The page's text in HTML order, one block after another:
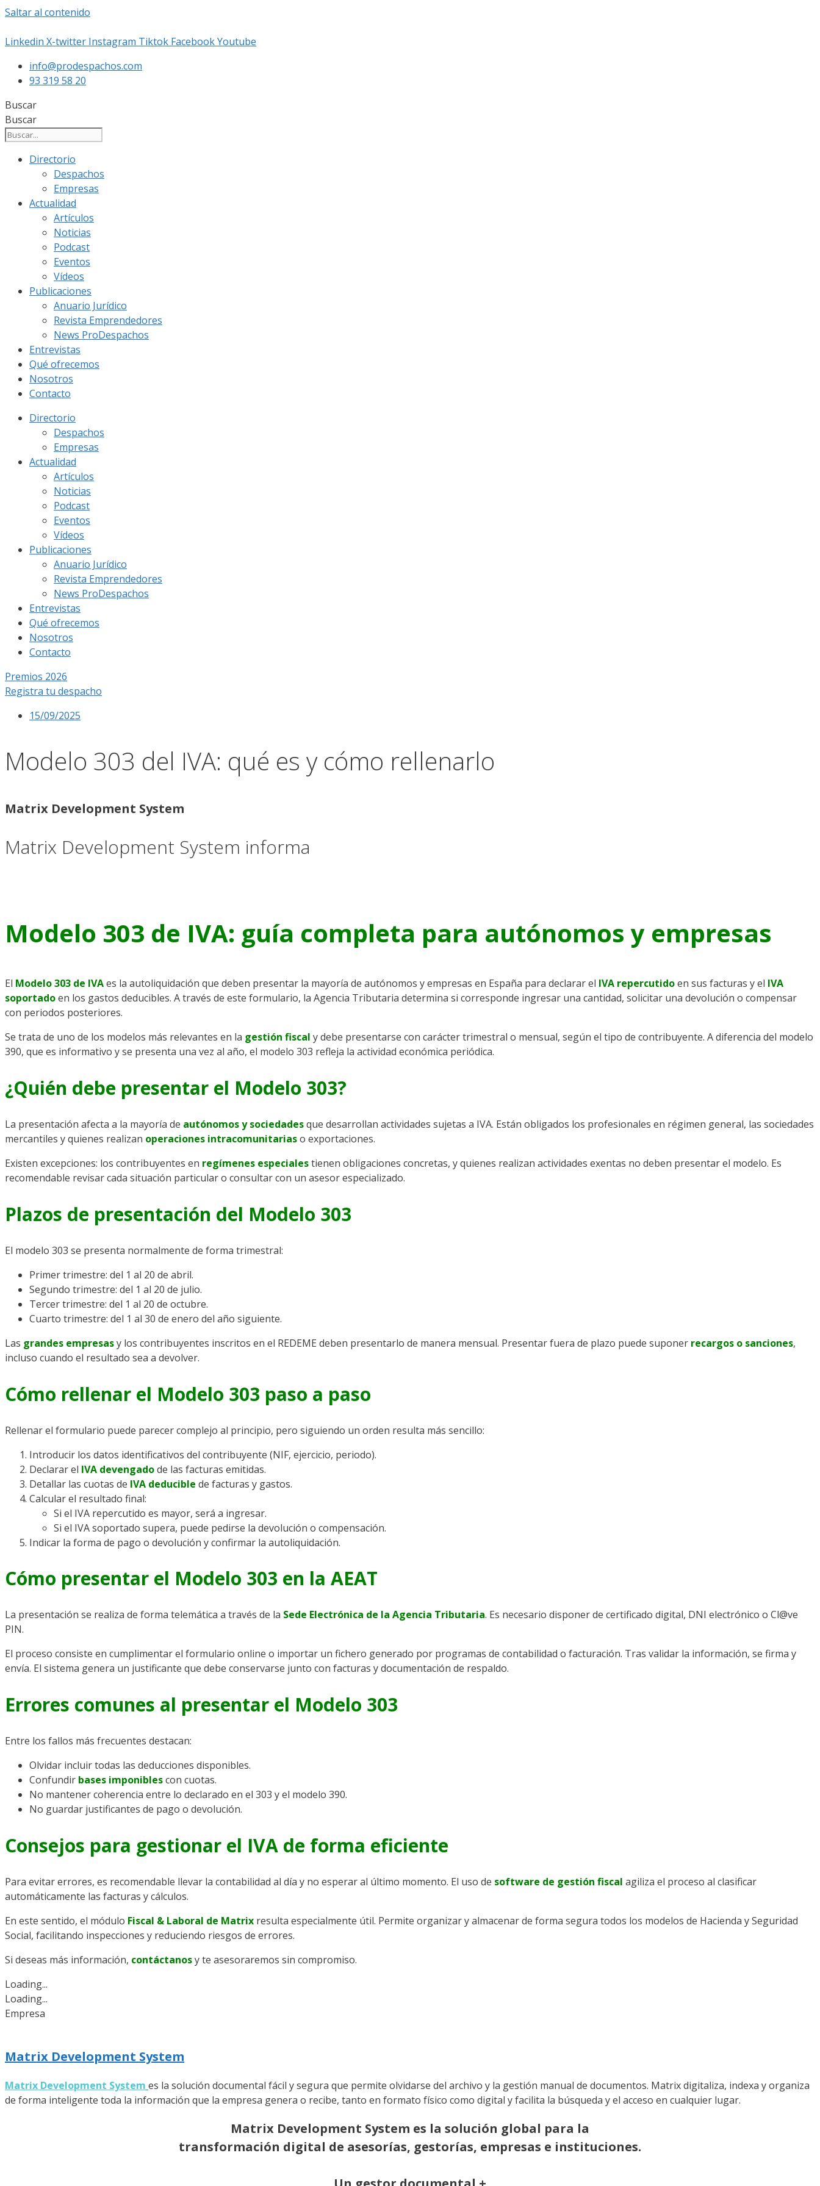
Saltar al contenido
Linkedin X-twitter Instagram Tiktok FacebookYoutube
info@prodespachos.com
93 319 58 20
Buscar
Buscar
Directorio
Despachos
Empresas
Actualidad
Artículos
Noticias
Podcast
Eventos
Vídeos
Publicaciones
Anuario Jurídico
Revista Emprendedores
News ProDespachos
Entrevistas
Qué ofrecemos
Nosotros
Contacto
Directorio
Despachos
Empresas
Actualidad
Artículos
Noticias
Podcast
Eventos
Vídeos
Publicaciones
Anuario Jurídico
Revista Emprendedores
News ProDespachos
Entrevistas
Qué ofrecemos
Nosotros
Contacto
Premios 2026
Registra tu despacho
15/09/2025
Modelo 303 del IVA: qué es y cómo rellenarlo
Matrix Development System
Matrix Development System informa
Modelo 303 de IVA: guía completa para autónomos y empresas
El Modelo 303 de IVAes la autoliquidación que deben presentar la mayoría de autónomos y empresas en España para declarar el IVA repercutidoen sus facturas y el IVA
soportadoen los gastos deducibles. A través de este formulario, la Agencia Tributaria determina si corresponde ingresar una cantidad, solicitar una devolución o compensar
con periodos posteriores.
Se trata de uno de los modelos más relevantes en la gestión fiscal y debe presentarse con carácter trimestral o mensual, según el tipo de contribuyente. A diferencia del modelo
390, que es informativo y se presenta una vez al año, el modelo 303 refleja la actividad económica periódica.
¿Quién debe presentar el Modelo 303?
La presentación afecta a la mayoría de autónomos y sociedadesque desarrollan actividades sujetas a IVA. Están obligados los profesionales en régimen general, las sociedades
mercantiles y quienes realizan operaciones intracomunitariaso exportaciones.
Existen excepciones: los contribuyentes en regímenes especialestienen obligaciones concretas, y quienes realizan actividades exentas no deben presentar el modelo. Es
recomendable revisar cada situación particular o consultar con un asesor especializado.
Plazos de presentación del Modelo 303
El modelo 303 se presenta normalmente de forma trimestral:
Primer trimestre: del 1 al 20 de abril.
Segundo trimestre: del 1 al 20 de julio.
Tercer trimestre: del 1 al 20 de octubre.
Cuarto trimestre: del 1 al 30 de enero del año siguiente.
Las grandes empresasy los contribuyentes inscritos en el REDEME deben presentarlo de manera mensual. Presentar fuera de plazo puede suponer recargos o sanciones,
incluso cuando el resultado sea a devolver.
Cómo rellenar el Modelo 303 paso a paso
Rellenar el formulario puede parecer complejo al principio, pero siguiendo un orden resulta más sencillo:
Introducir los datos identificativos del contribuyente (NIF, ejercicio, periodo).
Declarar el IVA devengadode las facturas emitidas.
Detallar las cuotas de IVA deducible de facturas y gastos.
Calcular el resultado final:
Si el IVA repercutido es mayor, será a ingresar.
Si el IVA soportado supera, puede pedirse la devolución o compensación.
Indicar la forma de pago o devolución y confirmar la autoliquidación.
Cómo presentar el Modelo 303 en la AEAT
La presentación se realiza de forma telemática a través de la Sede Electrónica de la Agencia Tributaria. Es necesario disponer de certificado digital, DNI electrónico o Cl@ve
PIN.
El proceso consiste en cumplimentar el formulario online o importar un fichero generado por programas de contabilidad o facturación. Tras validar la información, se firma y
envía. El sistema genera un justificante que debe conservarse junto con facturas y documentación de respaldo.
Errores comunes al presentar el Modelo 303
Entre los fallos más frecuentes destacan:
Olvidar incluir todas las deducciones disponibles.
Confundir bases imponiblescon cuotas.
No mantener coherencia entre lo declarado en el 303 y el modelo 390.
No guardar justificantes de pago o devolución.
Consejos para gestionar el IVA de forma eficiente
Para evitar errores, es recomendable llevar la contabilidad al día y no esperar al último momento. El uso de software de gestión fiscal agiliza el proceso al clasificar
automáticamente las facturas y cálculos.
En este sentido, el módulo Fiscal & Laboral de Matrix resulta especialmente útil. Permite organizar y almacenar de forma segura todos los modelos de Hacienda y Seguridad
Social, facilitando inspecciones y reduciendo riesgos de errores.
Si deseas más información, contáctanosy te asesoraremos sin compromiso.
Loading...
Loading...
Empresa
Matrix Development System
Matrix Development System es la solución documental fácil y segura que permite olvidarse del archivo y la gestión manual de documentos. Matrix digitaliza, indexa y organiza
de forma inteligente toda la información que la empresa genera o recibe, tanto en formato físico como digital y facilita la búsqueda y el acceso en cualquier lugar.
Matrix Development System es la solución global para la
transformación digital de asesorías, gestorías, empresas e instituciones.